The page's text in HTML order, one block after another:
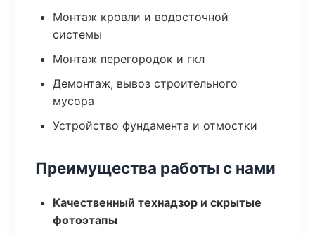
Монтаж кровли и водосточной
системы
Монтаж перегородок и гкл
Демонтаж, вывоз строительного
мусора
Устройство фундамента и отмостки
Преимущества работы с нами
Качественный технадзор и скрытые
фотоэтапы